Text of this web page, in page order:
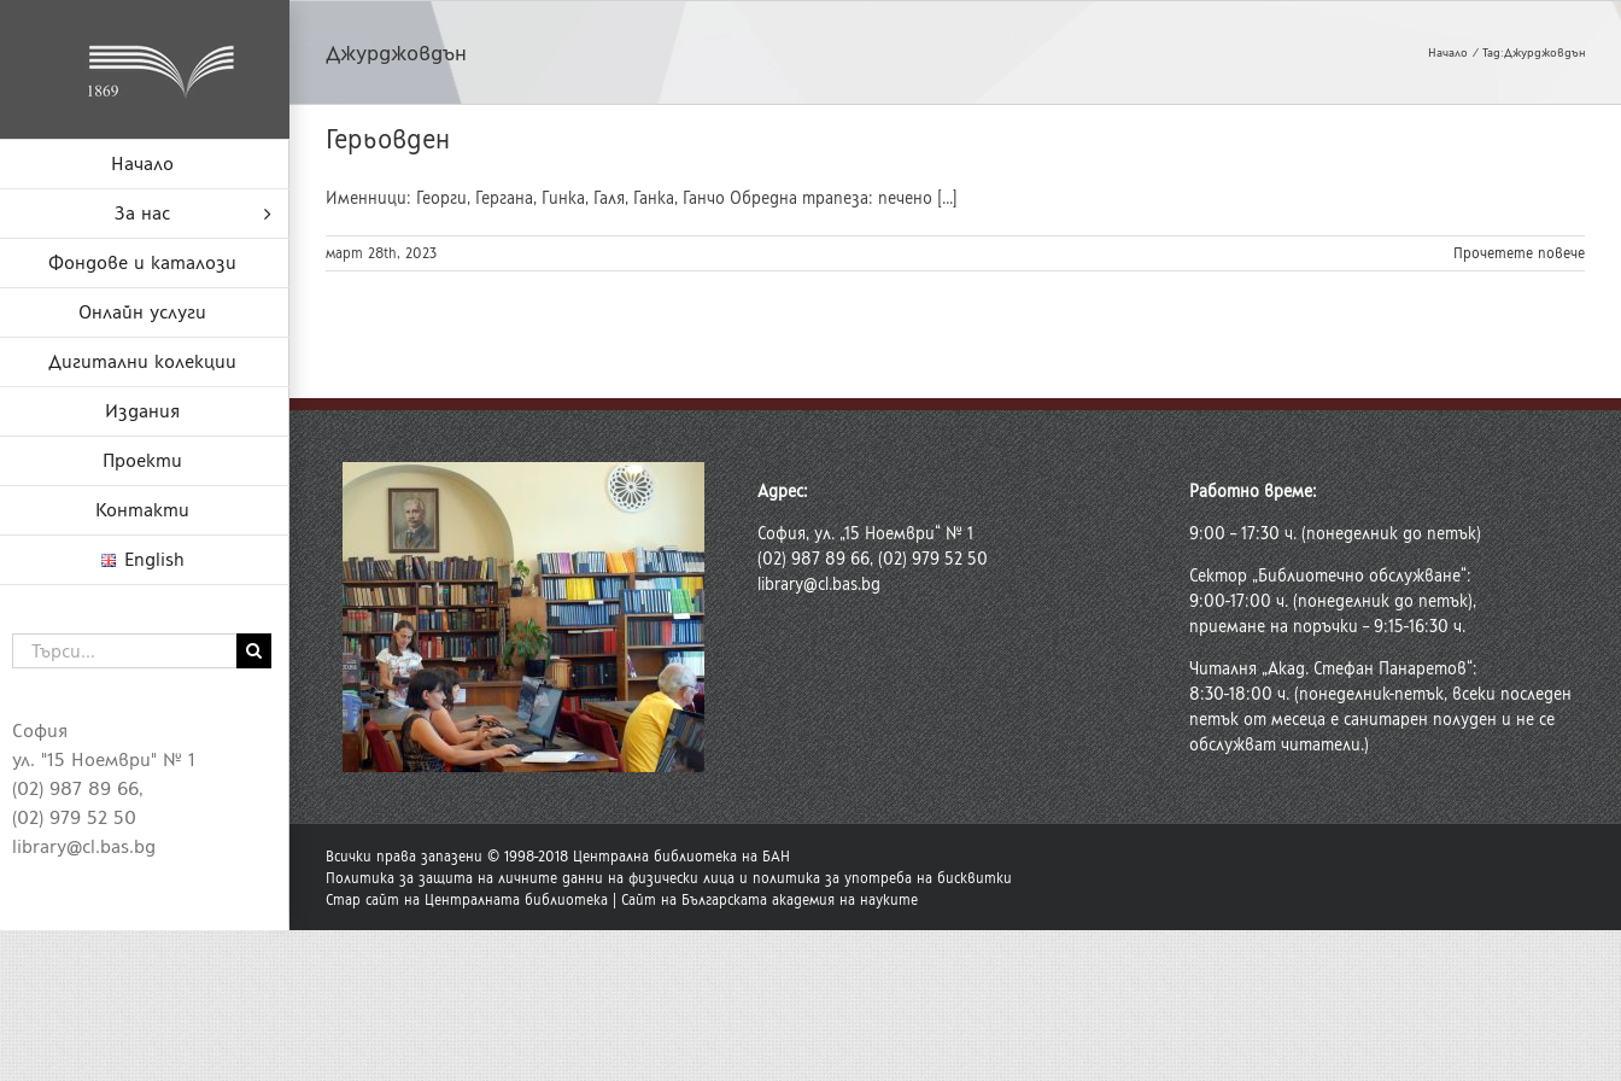
Начало
За нас
Фондове и каталози
Онлайн услуги
Дигитални колекции
Издания
Проекти
Контакти
English
София
ул. "15 Ноември" № 1
(02) 987 89 66,
(02) 979 52 50
library@cl.bas.bg
Търсене
...
Джурджовдън Начало Tag:Джурджовдън
Герьовден
Именници: Георги, Гергана, Гинка, Галя, Ганка, Ганчо Обредна трапеза: печено [...]
март 28th, 2023 Прочетете повече
Адрес:
София, ул. „15 Ноември“ № 1
(02) 987 89 66, (02) 979 52 50
library@cl.bas.bg
Работно време:
9:00 – 17:30 ч. (понеделник до петък)
Сектор „Библиотечно обслужване“:
9:00-17:00 ч. (понеделник до петък),
приемане на поръчки – 9:15-16:30 ч.
Читалня „Акад. Стефан Панаретов“:
8:30-18:00 ч. (понеделник-петък, всеки последен
петък от месеца е санитарен полуден и не се
обслужват читатели.)
Всички права запазени © 1998-2018 Централна библиотека на БАН
Политика за защита на личните данни на физически лица и политика за употреба на бисквитки
Стар сайт на Централната библиотека
Сайт на Българската академия на науките